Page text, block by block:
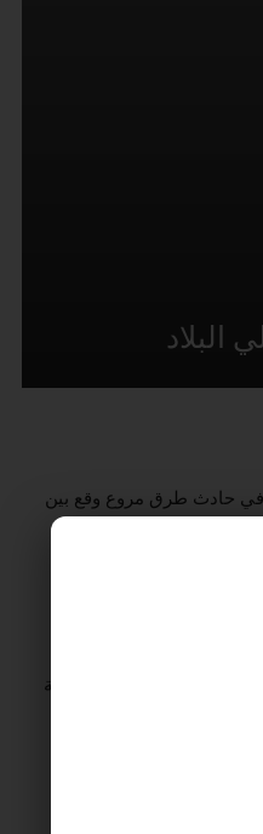
في حادث طرق مروع وقع بين
القريب من مدينة “كريات شمونة”،
وفاة شابين، وقدموا العلاجات الأولية
من العمر في حالة متوسطة،